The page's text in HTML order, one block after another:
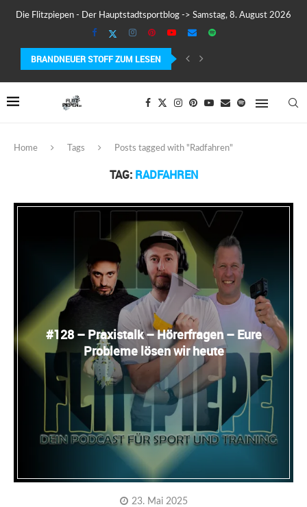
Die Flitzpiepen - Der Hauptstadtsportblog -> Samstag, 8. August 2026
BRANDNEUER STOFF ZUM LESEN
SUUNTO WING 2 IM TEST – FLÜGEL, FAKTEN...
Home Tags Posts tagged with "Radfahren"
TAG: RADFAHREN
#128 – Praxistalk – Hörerfragen – Eure
Probleme lösen wir heute
23. Mai 2025